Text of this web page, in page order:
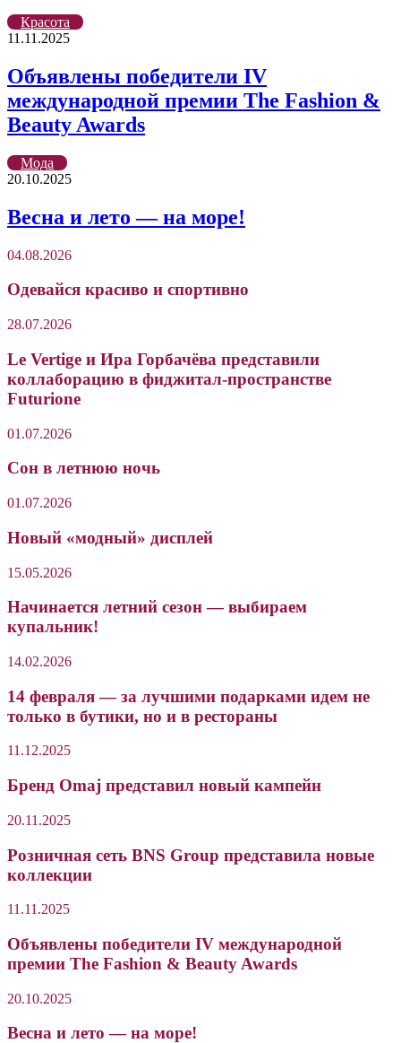
Красота
11.11.2025
Объявлены победители IV
международной премии The Fashion &
Beauty Awards
Мода
20.10.2025
Весна и лето — на море!
04.08.2026
Одевайся красиво и спортивно
28.07.2026
Le Vertige и Ира Горбачёва представили
коллаборацию в фиджитал-пространстве
Futurione
01.07.2026
Сон в летнюю ночь
01.07.2026
Новый «модный» дисплей
15.05.2026
Начинается летний сезон — выбираем
купальник!
14.02.2026
14 февраля — за лучшими подарками идем не
только в бутики, но и в рестораны
11.12.2025
Бренд Omaj представил новый кампейн
20.11.2025
Розничная сеть BNS Group представила новые
коллекции
11.11.2025
Объявлены победители IV международной
премии The Fashion & Beauty Awards
20.10.2025
Весна и лето — на море!